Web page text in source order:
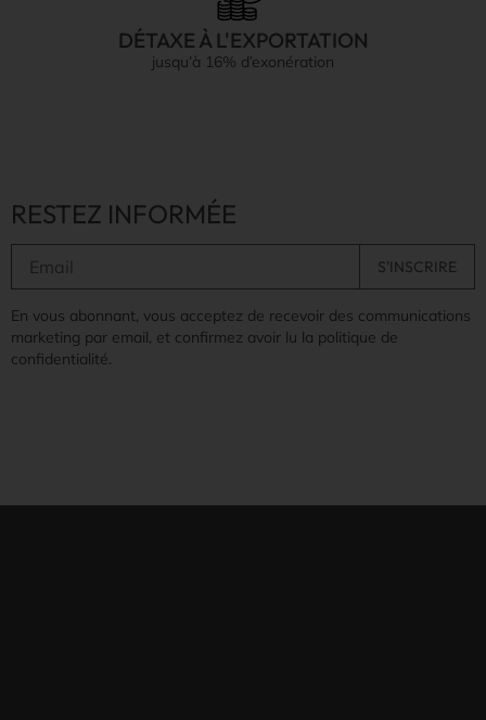
DÉTAXE À L'EXPORTATION
jusqu’à 16% d’exonération
RESTEZ INFORMÉE
En vous abonnant, vous acceptez de recevoir des communications
marketing par email, et confirmez avoir lu la politique de
confidentialité.